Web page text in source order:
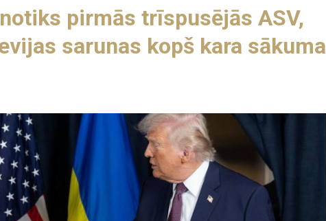
pirmās trīspusējās ASV,
sarunas kopš kara sākuma